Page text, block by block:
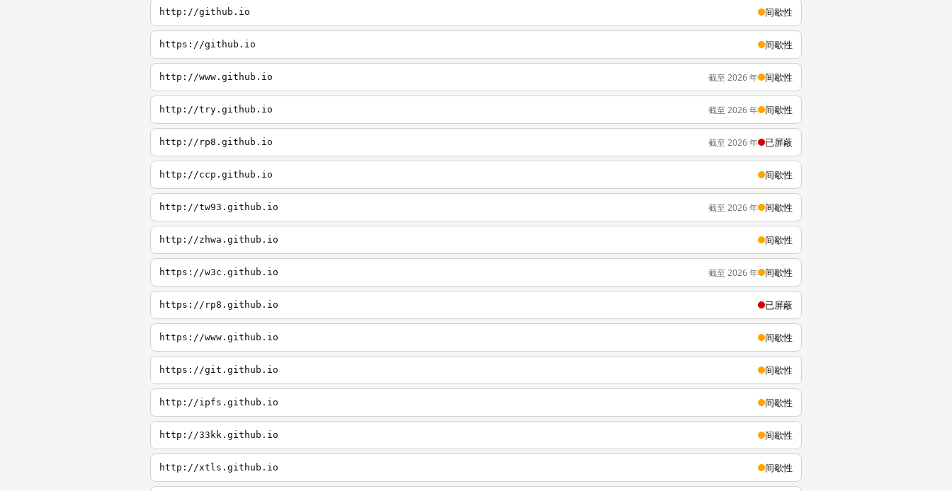
http://github.io 间歇性
https://github.io 间歇性
http://www.github.io 截至 2026 年 间歇性
http://try.github.io 截至 2026 年 间歇性
http://rp8.github.io 截至 2026 年 已屏蔽
http://ccp.github.io 间歇性
http://tw93.github.io 截至 2026 年 间歇性
http://zhwa.github.io 间歇性
https://w3c.github.io 截至 2026 年 间歇性
https://rp8.github.io 已屏蔽
https://www.github.io 间歇性
https://git.github.io 间歇性
http://ipfs.github.io 间歇性
http://33kk.github.io 间歇性
http://xtls.github.io 间歇性